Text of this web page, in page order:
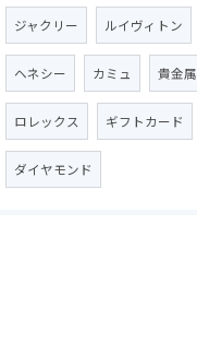
ジャクリー ルイヴィトン
ヘネシー カミュ 貴金属
ロレックス ギフトカード
ダイヤモンド